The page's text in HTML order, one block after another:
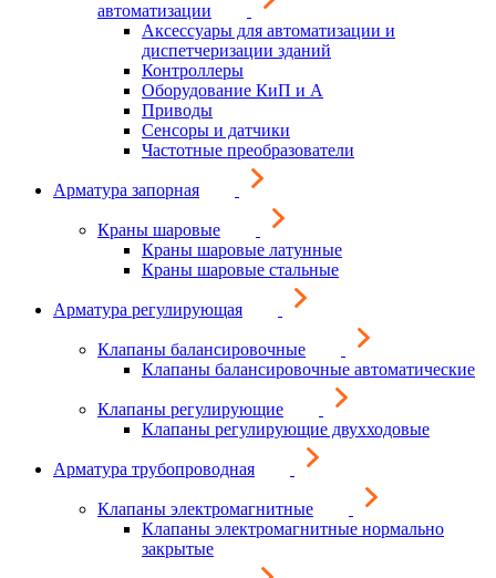
автоматизации
Аксессуары для автоматизации и
диспетчеризации зданий
Контроллеры
Оборудование КиП и А
Приводы
Сенсоры и датчики
Частотные преобразователи
Арматура запорная
Краны шаровые
Краны шаровые латунные
Краны шаровые стальные
Арматура регулирующая
Клапаны балансировочные
Клапаны балансировочные автоматические
Клапаны регулирующие
Клапаны регулирующие двухходовые
Арматура трубопроводная
Клапаны электромагнитные
Клапаны электромагнитные нормально
закрытые